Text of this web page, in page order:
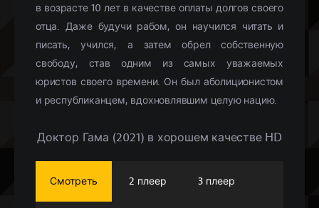
в возрасте 10 лет в качестве оплаты долгов своего
отца. Даже будучи рабом, он научился читать и
писать, учился, а затем обрел собственную
свободу, став одним из самых уважаемых
юристов своего времени. Он был аболиционистом
и республиканцем, вдохновлявшим целую нацию.
Доктор Гама (2021) в хорошем качестве HD
Смотреть 2 плеер 3 плеер